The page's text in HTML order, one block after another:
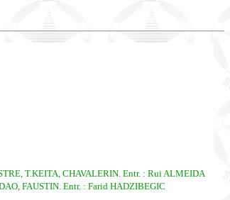
T.KEITA, CHAVALERIN. Entr. : Rui ALMEIDA
FAUSTIN. Entr. : Farid HADZIBEGIC